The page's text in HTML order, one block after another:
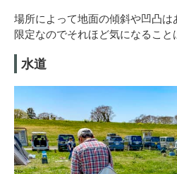
場所によって地面の傾斜や凹凸
限定なのでそれほど気になること
水道